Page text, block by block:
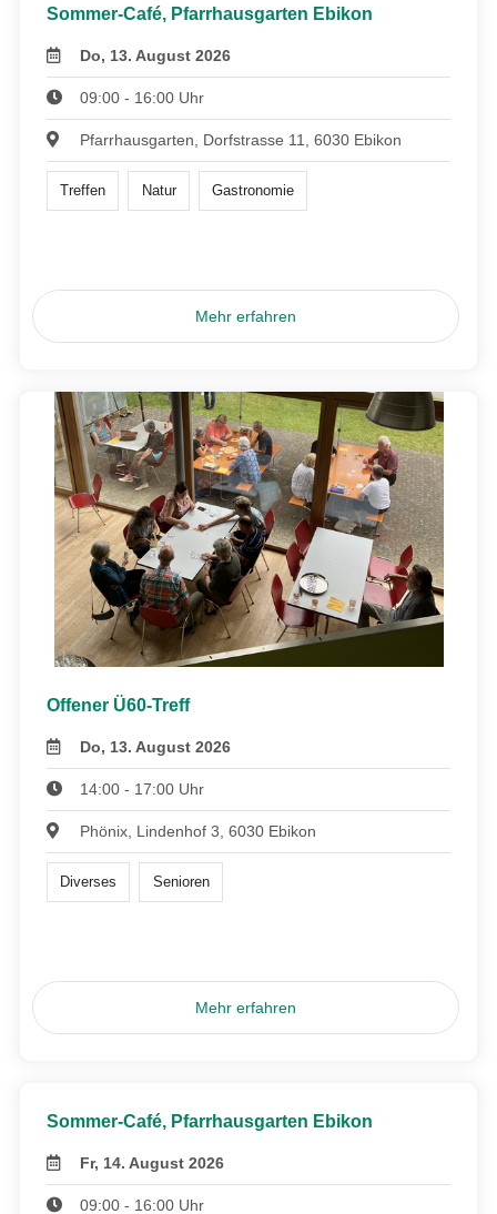
Sommer-Café, Pfarrhausgarten Ebikon
Do, 13. August 2026
09:00 - 16:00 Uhr
Pfarrhausgarten, Dorfstrasse 11, 6030 Ebikon
Treffen Natur Gastronomie
Mehr erfahren
Offener Ü60-Treff
Do, 13. August 2026
14:00 - 17:00 Uhr
Phönix, Lindenhof 3, 6030 Ebikon
Diverses Senioren
Mehr erfahren
Sommer-Café, Pfarrhausgarten Ebikon
Fr, 14. August 2026
09:00 - 16:00 Uhr